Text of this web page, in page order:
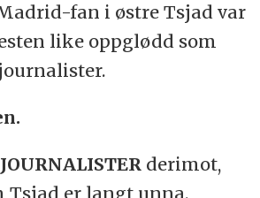
fan i østre Tsjad var
like oppglødd som
derimot,
Tsjad er langt unna.